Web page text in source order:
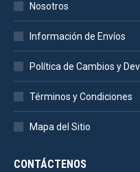
Nosotros
Información de Envíos
Política de Cambios y
Términos y Condiciones
Mapa del Sitio
CONTÁCTENOS